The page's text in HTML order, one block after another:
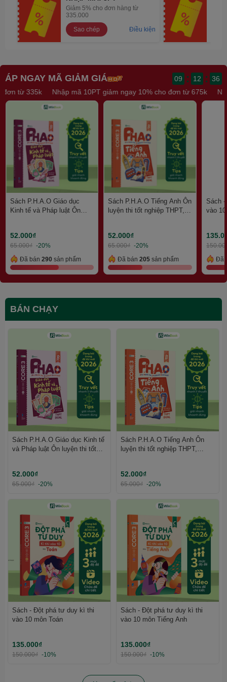
Giảm 5% cho đơn hàng từ
335.000
Sao chép
Điều kiện
ÁP NGAY MÃ GIẢM GIÁ 09 : 12 : 36
675k
Nhập mã 5PT giảm ngay 5% cho đơn từ 335k Nhập mã
Sách P.H.A.O Giáo dục
Kinh tế và Pháp luật Ôn
52.000₫
65.000₫ -20%
Đã bán 290 sản phẩm
Sách P.H.A.O Tiếng Anh Ôn
luyện thi tốt nghiệp THPT,
52.000₫
65.000₫ -20%
Đã bán205 sản phẩm
Sách
vào
Đã
BÁN CHẠY
Sách P.H.A.O Giáo dục Kinh tế
và Pháp luật Ôn luyện thi tốt
52.000₫
65.000₫ -20%
Sách P.H.A.O Tiếng Anh Ôn
luyện thi tốt nghiệp THPT,
52.000₫
65.000₫ -20%
Sách - Đột phá tư duy kì thi
vào 10 môn Toán
135.000₫
150.000₫ -10%
Sách - Đột phá tư duy kì thi
vào 10 môn Tiếng Anh
135.000₫
150.000₫ -10%